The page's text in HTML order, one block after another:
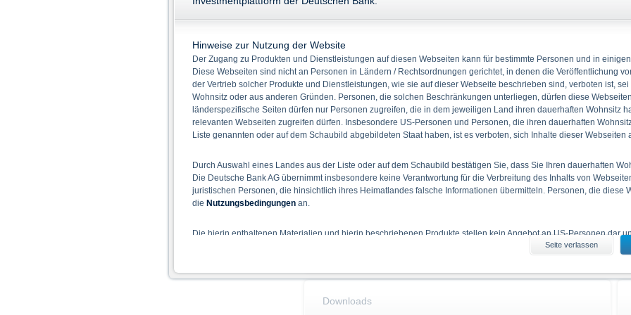
Name Akt. Kurs +/-
Stammdaten
WKN
DB9WGK
ISIN
DE000DB9WGK4
Produkttyp
Grüne Festzinsanleihen
Basiswert
Festzins EUR
Rückzahlung
Cash
Laufzeit
14.08.2028
100,00 %
Kennzahlen
Keine
Downloads
Hinweise zur Nutzung der Website
Der Zugang zu Produkten und Dienstleistungen auf diesen Webseiten kann für bestimmte Personen und in
Diese Webseiten sind nicht an Personen in Ländern / Rechtsordnungen gerichtet, in denen die Veröffentlichung
der Vertrieb solcher Produkte und Dienstleistungen, wie sie auf dieser Webseite beschrieben sind, verboten ist,
Wohnsitz oder aus anderen Gründen. Personen, die solchen Beschränkungen unterliegen, dürfen diese
länderspezifische Seiten dürfen nur Personen zugreifen, die in dem jeweiligen Land ihren dauerhaften Wohnsitz
relevanten Webseiten zugreifen dürfen. Insbesondere US-Personen und Personen, die ihren dauerhaften
Liste genannten oder auf dem Schaubild abgebildeten Staat haben, ist es verboten, sich Inhalte dieser Webseiten
Durch Auswahl eines Landes aus der Liste oder auf dem Schaubild bestätigen Sie, dass Sie Ihren dauerhaften
Die Deutsche Bank AG übernimmt insbesondere keine Verantwortung für die Verbreitung des Inhalts von
juristischen Personen, die hinsichtlich ihres Heimatlandes falsche Informationen übermitteln. Personen, die diese
die Nutzungsbedingungen an.
Die hierin enthaltenen Materialien und hierin beschriebenen Produkte stellen kein Angebot an US-Personen dar
Der Zugang zu auf diesen Webseiten erhältlichen Informationen durch US-Personen und durch Personen, die in
Die auf der X-markets Website enthaltenen Angaben stellen keine Anlageberatung dar. Die vollständigen
Seite verlassen